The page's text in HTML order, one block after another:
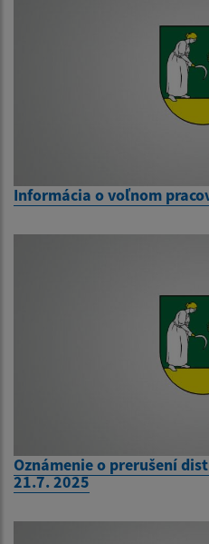
Informácia o voľnom
Oznámenie o prerušení
21.7. 2025